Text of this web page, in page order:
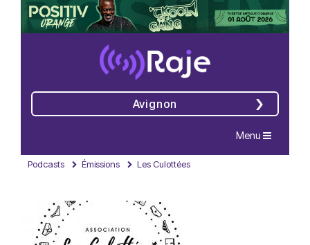
Avignon
Navigation
Menu
Podcasts Émissions Les Culottées